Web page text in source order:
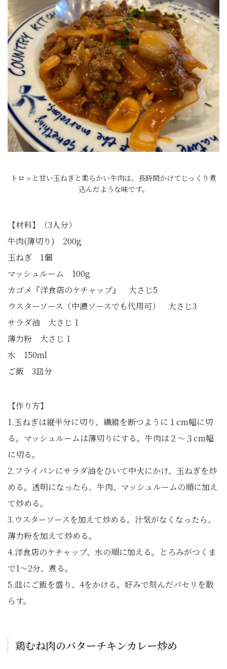
トロッと甘い玉ねぎと柔らかい牛肉は、長時間かけてじっくり煮
込んだような味です。
【材料】（3人分）
牛肉(薄切り) 200g
玉ねぎ 1個
マッシュルーム 100g
カゴメ『洋食店のケチャップ』 大さじ5
ウスターソース（中濃ソースでも代用可） 大さじ3
サラダ油 大さじ 1
薄力粉 大さじ 1
水 150ml
ご飯 3皿分
【作り方】
1.玉ねぎは縦半分に切り、繊維を断つように１cm幅に切
る。マッシュルームは薄切りにする。牛肉は２～３cm幅
に切る。
2.フライパンにサラダ油をひいて中火にかけ、玉ねぎを炒
める。透明になったら、牛肉、マッシュルームの順に加え
て炒める。
3.ウスターソースを加えて炒める。汁気がなくなったら、
薄力粉を加えて炒める。
4.洋食店のケチャップ、水の順に加える。とろみがつくま
で1～2分、煮る。
5.皿にご飯を盛り、4をかける。好みで刻んだパセリを散
らす。
鶏むね肉のバターチキンカレー炒め